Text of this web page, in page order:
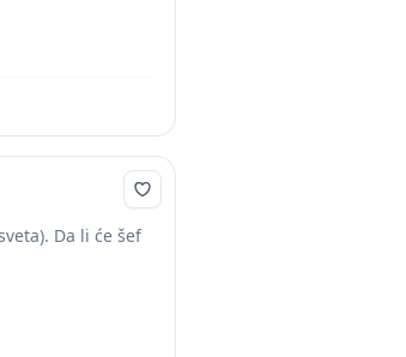
Da li će šef